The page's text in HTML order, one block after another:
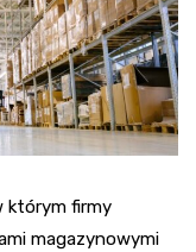
którym firmy
magazynowymi